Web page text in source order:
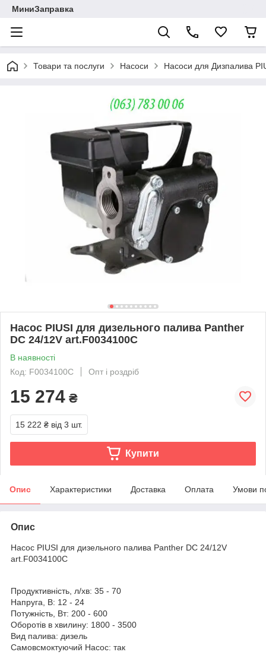
МиниЗаправка
Товари та послуги Насоси Насоси для Дизпалива
Насос PIUSI для дизельного палива Panther
DC 24/12V art.F0034100C
В наявності
Код: F0034100C
Опт і роздріб
15 274 ₴
15 222 ₴ від 3 шт.
Купити
Опис Характеристики Доставка Оплата Умови
Опис
Насос PIUSI для дизельного палива Panther DC 24/12V
art.F0034100C
Продуктивність, л/хв: 35 - 70
Напруга, В: 12 - 24
Потужність, Вт: 200 - 600
Оборотів в хвилину: 1800 - 3500
Вид палива: дизель
Самовсмоктуючий Насос: так